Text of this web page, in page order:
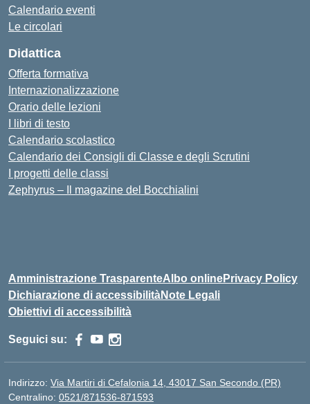
Calendario eventi
Le circolari
Didattica
Offerta formativa
Internazionalizzazione
Orario delle lezioni
I libri di testo
Calendario scolastico
Calendario dei Consigli di Classe e degli Scrutini
I progetti delle classi
Zephyrus – Il magazine del Bocchialini
Amministrazione TrasparenteAlbo onlinePrivacy Policy
Dichiarazione di accessibilitàNote Legali
Obiettivi di accessibilità
Seguici su:
Indirizzo: Via Martiri di Cefalonia 14, 43017 San Secondo (PR)
Centralino: 0521/871536-871593